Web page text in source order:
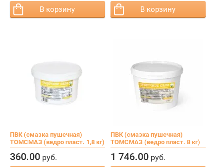
В корзину В корзину
ПВК (смазка пушечная)
ТОМСМАЗ (ведро пласт. 1,8 кг)
Кол-во:
360.00 руб.
ПВК (смазка пушечная)
ТОМСМАЗ (ведро пласт. 8 кг)
Кол-во: −
1 746.00 руб.